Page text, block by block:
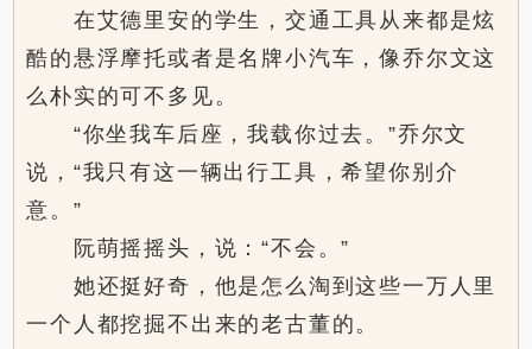
在艾德里安的学生，交通工具从来都是炫
酷的悬浮摩托或者是名牌小汽车，像乔尔文这
么朴实的可不多见。
“你坐我车后座，我载你过去。”乔尔文
说，“我只有这一辆出行工具，希望你别介
意。”
阮萌摇摇头，说：“不会。”
她还挺好奇，他是怎么淘到这些一万人里
一个人都挖掘不出来的老古董的。